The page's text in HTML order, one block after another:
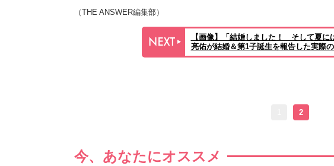
（THE ANSWER編集部）
【画像】「結婚しました！ そして夏
亮佑が結婚＆第1子誕生を報告した実際
2
今、あなたにオススメ